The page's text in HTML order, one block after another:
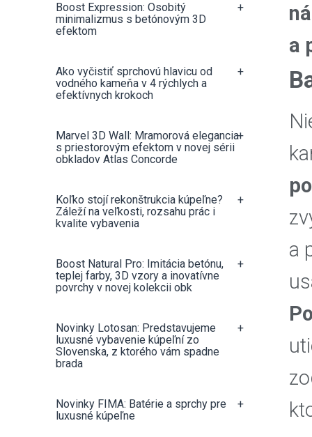
Boost Expression: Osobitý
minimalizmus s betónovým 3D
efektom
+
Ako vyčistiť sprchovú hlavicu od
vodného kameňa v 4 rýchlych a
efektívnych krokoch
+
Marvel 3D Wall: Mramorová elegancia
s priestorovým efektom v novej sérii
obkladov Atlas Concorde
+
Koľko stojí rekonštrukcia kúpeľne?
Záleží na veľkosti, rozsahu prác i
kvalite vybavenia
+
Boost Natural Pro: Imitácia betónu,
teplej farby, 3D vzory a inovatívne
povrchy v novej kolekcii obk
+
Novinky Lotosan: Predstavujeme
luxusné vybavenie kúpeľní zo
Slovenska, z ktorého vám spadne
brada
+
Novinky FIMA: Batérie a sprchy pre
luxusné kúpeľne
+
a
a